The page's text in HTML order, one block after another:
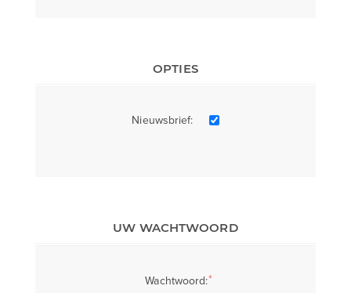
OPTIES
Nieuwsbrief:
UW WACHTWOORD
Wachtwoord:*